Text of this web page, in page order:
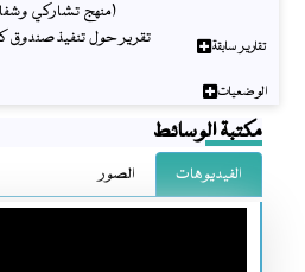
(منهج تشاركي
تقارير سابقة تقرير حول تنفيذ صندوق
الوضعيات
مكتبة الوسائط
الفيديوهات الصور